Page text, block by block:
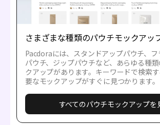
さまざまな種類のパウチモックアッ
Pacdoraには、スタンドアップパウチ、
パウチ、ジップパウチなど、あらゆる種
クアップがあります。キーワードで検索
要なモックアップがすぐに見つかります。
すべてのパウチモックアップを